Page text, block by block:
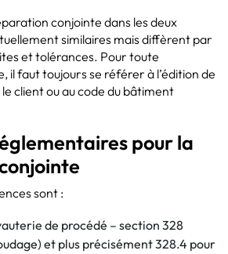
conjointe dans les deux
similaires mais diffèrent par
et tolérances. Pour toute
il faut toujours se référer à l’édition de
client ou au code du bâtiment
pour la
sont :
de procédé – section 328
et plus précisément 328.4 pour